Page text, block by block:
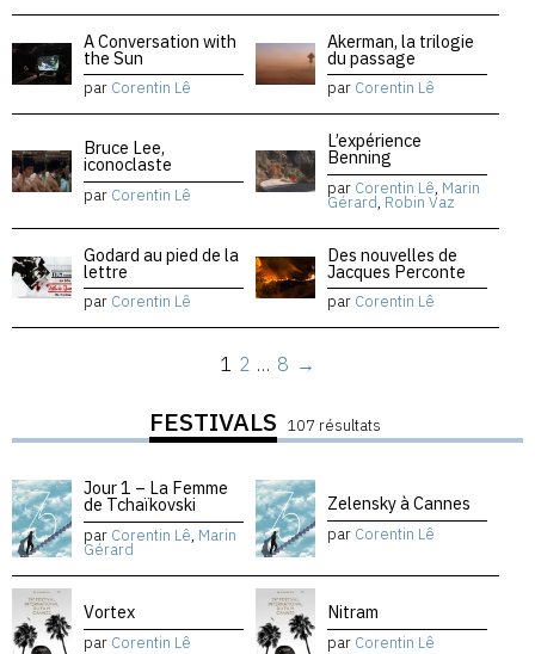
A Conversation with
the Sun
par Corentin Lê
Akerman, la trilogie
du passage
par Corentin Lê
Bruce Lee,
iconoclaste
par Corentin Lê
L’expérience
Benning
par Corentin Lê, Marin
Gérard, Robin Vaz
Godard au pied de la
lettre
par Corentin Lê
Des nouvelles de
Jacques Perconte
par Corentin Lê
1 2 … 8 →
FESTIVALS 107 résultats
Jour 1 – La Femme
de Tchaïkovski
par Corentin Lê, Marin
Gérard
Zelensky à Cannes
par Corentin Lê
Vortex
par Corentin Lê
Nitram
par Corentin Lê